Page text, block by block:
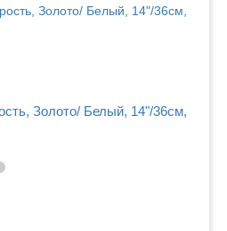
Золото/ Белый, 14"/36см,